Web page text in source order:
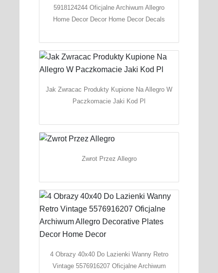
5918124244 Oficjalne Archiwum Allegro
Home Decor Decor Home Decor Decals
Jak Zwracac Produkty Kupione Na Allegro W
Paczkomacie Jaki Kod Pl
Zwrot Przez Allegro
4 Obrazy 40x40 Do Lazienki Wanny Retro
Vintage 5576916207 Oficjalne Archiwum